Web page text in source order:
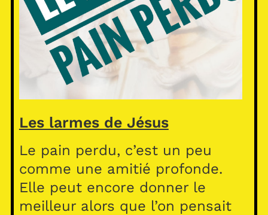
Les larmes de Jésus
Le pain perdu, c’est un peu
comme une amitié profonde.
Elle peut encore donner le
meilleur alors que l’on pensait